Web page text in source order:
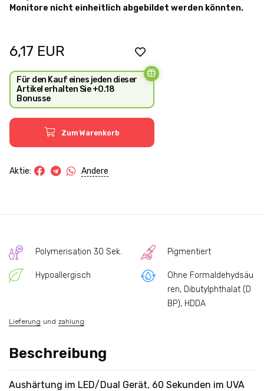
Monitore nicht einheitlich abgebildet werden könnten.
6,17 EUR
Für den Kauf eines jeden dieser
Artikel erhalten Sie +0.18
Bonusse
Zum Warenkorb
Aktie: Andere
Polymerisation 30 Sek. Pigmentiert
Hypoallergisch
Ohne Formaldehydsäu
ren, Dibutylphthalat (D
BP), HDDA
Lieferung und zahlung
Beschreibung
Aushärtung im LED/Dual Gerät, 60 Sekunden im UVA